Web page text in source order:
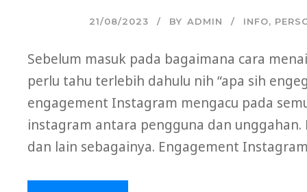
21/08/2023 BY ADMIN INFO,
Sebelum masuk pada bagaimana cara
perlu tahu terlebih dahulu nih “apa sih
engagement Instagram mengacu pada
instagram antara pengguna dan
dan lain sebagainya. Engagement